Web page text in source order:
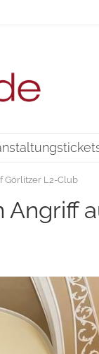
Görlitzer L2-Club